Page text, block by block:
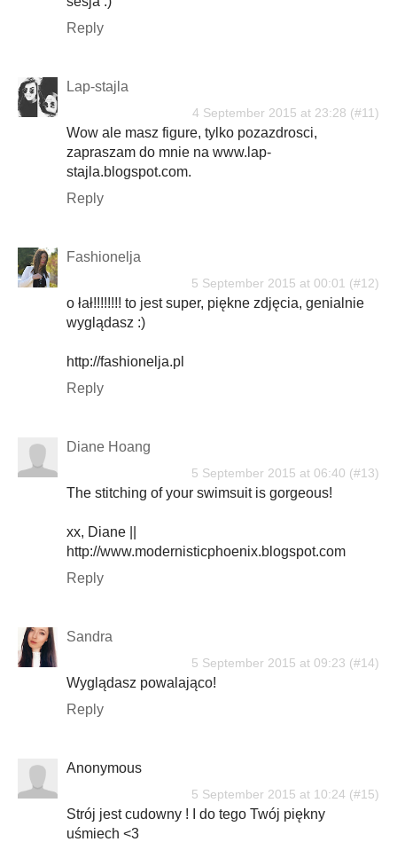
Reply
Lap-stajla
4 September 2015 at 23:28
Wow ale masz figure, tylko pozazdrosci,
zapraszam do mnie na www.lap-
stajla.blogspot.com.
Reply
Fashionelja
5 September 2015 at 00:01
o łał!!!!!!!! to jest super, piękne zdjęcia, genialnie
wyglądasz :)
http://fashionelja.pl
Reply
Diane Hoang
5 September 2015 at 06:40
The stitching of your swimsuit is gorgeous!
xx, Diane ||
http://www.modernisticphoenix.blogspot.com
Reply
Sandra
5 September 2015 at 09:23
Wyglądasz powalająco!
Reply
Anonymous
5 September 2015 at 10:24
Strój jest cudowny ! I do tego Twój piękny
uśmiech <3